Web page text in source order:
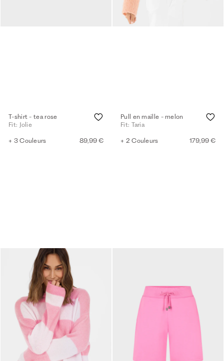
T-shirt - tea rose
Fit: Jolie
+ 3 Couleurs 89,99 €
Pull en maille - melon
Fit: Taria
+ 2 Couleurs 179,99 €